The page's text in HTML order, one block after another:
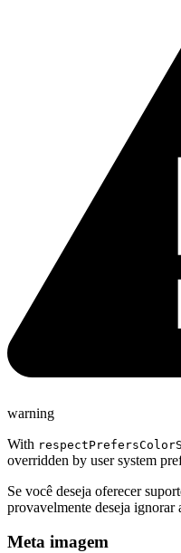
warning
With
overridden by user system
Se você deseja oferecer
provavelmente deseja ignorar
Meta imagem